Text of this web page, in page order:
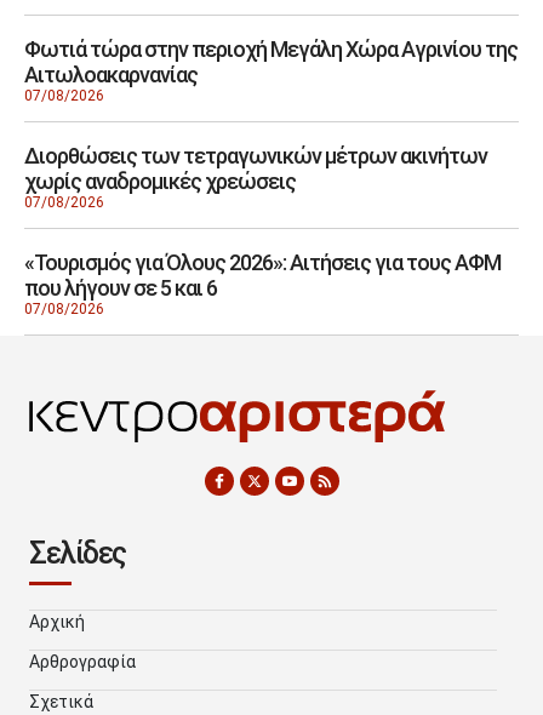
Φωτιά τώρα στην περιοχή Μεγάλη Χώρα Αγρινίου της
Αιτωλοακαρνανίας
07/08/2026
Διορθώσεις των τετραγωνικών μέτρων ακινήτων
χωρίς αναδρομικές χρεώσεις
07/08/2026
«Τουρισμός για Όλους 2026»: Αιτήσεις για τους ΑΦΜ
που λήγουν σε 5 και 6
07/08/2026
Σελίδες
Αρχική
Αρθρογραφία
Σχετικά